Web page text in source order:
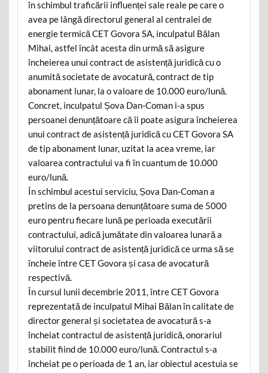
în schimbul traficării influenței sale reale pe care o
avea pe lângă directorul general al centralei de
energie termică CET Govora SA, inculpatul Bălan
Mihai, astfel încât acesta din urmă să asigure
încheierea unui contract de asistență juridică cu o
anumită societate de avocatură, contract de tip
abonament lunar, la o valoare de 10.000 euro/lună.
Concret, inculpatul Șova Dan-Coman i-a spus
persoanei denunțătoare că îi poate asigura încheierea
unui contract de asistență juridică cu CET Govora SA
de tip abonament lunar, uzitat la acea vreme, iar
valoarea contractului va fi în cuantum de 10.000
euro/lună.
În schimbul acestui serviciu, Șova Dan-Coman a
pretins de la persoana denunțătoare suma de 5000
euro pentru fiecare lună pe perioada executării
contractului, adică jumătate din valoarea lunară a
viitorului contract de asistență juridică ce urma să se
încheie între CET Govora și casa de avocatură
respectivă.
În cursul lunii decembrie 2011, între CET Govora
reprezentată de inculpatul Mihai Bălan în calitate de
director general și societatea de avocatură s-a
încheiat contractul de asistență juridică, onorariul
stabilit fiind de 10.000 euro/lună. Contractul s-a
încheiat pe o perioada de 1 an, iar obiectul acestuia se